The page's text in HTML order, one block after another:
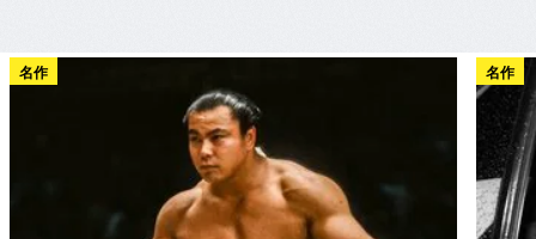
名作 名作